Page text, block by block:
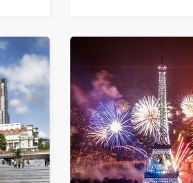
Дати от 14.11.2026 до
ОТ4 714 ЛЕВА
410.23€)НА